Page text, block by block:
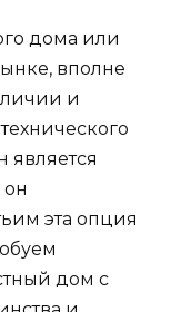
дома или
вполне
и
является
эта опция
дом с